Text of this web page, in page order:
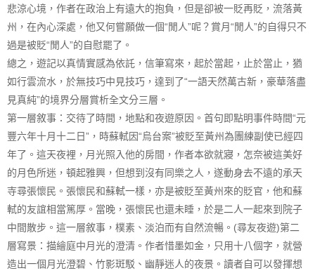
悲涼心境，作者在政治上有遠大的抱負，但是卻被一貶再貶，流落黃
州，在內心深處，他又何嘗願做一個“閒人”呢？賞月“閒人”的自得只不
過是被貶“閒人”的自慰罷了。
總之，遊記以真情實感為依託，信筆寫來，起於當起，止於當止，猶
如行雲流水，於無技巧中見技巧，達到了“一語天然萬古新，豪華落盡
見真純”的境界分層賞析全文分三層。
第一層敘事：交待了時間，地點和夜遊原因。首句即點明事件時間“元
豐六年十月十二日”，時蘇軾因“烏台案”被貶至黃州為團練副使已經四
年了。這天夜裡，月光照入他的房間，作者本欲就寢，怎奈被這美好
的月色所迷，頓起雅興，但想到沒有同樂之人，遂動身去不遠的承天
寺尋張懷民。張懷民和蘇軾一樣，亦是被貶至黃州來的貶官，他和蘇
軾的友誼相當篤厚。當晚，張懷民也還未睡，於是二人一起來到院子
中間散步。這一層敘事，樸素、淡泊而有自然流暢。(尋友夜遊)第二
層寫景：描繪庭中月光的澄清。作者惜墨如金，只用十八個字，就營
造出一個月光澄碧、竹影斑駁、幽靜迷人的夜景。讀者自可以發揮想